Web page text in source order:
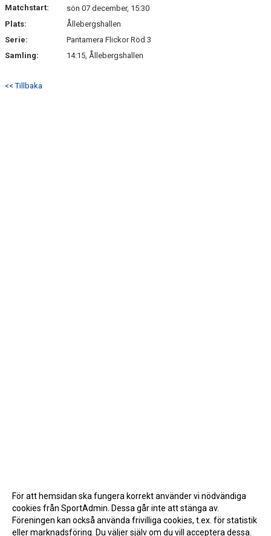
KONTAKT
Matchstart:
sön 07 december, 15:30
Plats:
Ållebergshallen
Serie:
Pantamera Flickor Röd 3
Samling:
14:15, Ållebergshallen
<< Tillbaka
För att hemsidan ska fungera korrekt använder vi nödvändiga
cookies från SportAdmin. Dessa går inte att stänga av.
Föreningen kan också använda frivilliga cookies, t.ex. för statistik
eller marknadsföring. Du väljer själv om du vill acceptera dessa.